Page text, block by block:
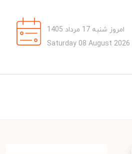
امروز شنبه 17 مرداد 1405
Saturday 08 August 2026